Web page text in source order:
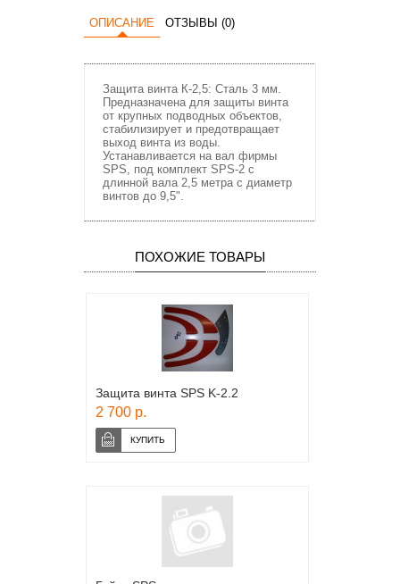
ОПИСАНИЕ ОТЗЫВЫ (0)
Защита винта К-2,5: Сталь 3 мм.
Предназначена для защиты винта
от крупных подводных объектов,
стабилизирует и предотвращает
выход винта из воды.
Устанавливается на вал фирмы
SPS, под комплект SPS-2 с
длинной вала 2,5 метра с диаметр
винтов до 9,5".
ПОХОЖИЕ ТОВАРЫ
Защита винта SPS K-2.2
2 700 р.